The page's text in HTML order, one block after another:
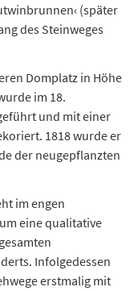
(später
des Steinweges
Domplatz in Höhe
im 18.
und mit einer
1818 wurde er
der neugepflanzten
im engen
eine qualitative
Infolgedessen
erstmalig mit